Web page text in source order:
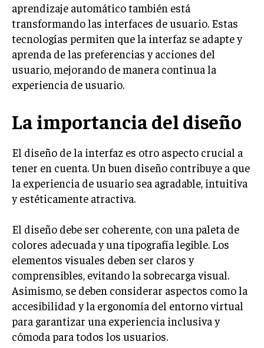
aprendizaje automático también está
transformando las interfaces de usuario. Estas
tecnologías permiten que la interfaz se adapte y
aprenda de las preferencias y acciones del
usuario, mejorando de manera continua la
experiencia de usuario.
La importancia del diseño
El diseño de la interfaz es otro aspecto crucial a
tener en cuenta. Un buen diseño contribuye a que
la experiencia de usuario sea agradable, intuitiva
y estéticamente atractiva.
El diseño debe ser coherente, con una paleta de
colores adecuada y una tipografía legible. Los
elementos visuales deben ser claros y
comprensibles, evitando la sobrecarga visual.
Asimismo, se deben considerar aspectos como la
accesibilidad y la ergonomía del entorno virtual
para garantizar una experiencia inclusiva y
cómoda para todos los usuarios.